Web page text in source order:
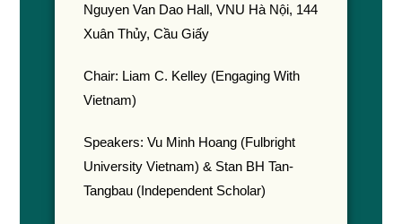
Nguyen Van Dao Hall, VNU Hà Nội, 144
Xuân Thủy, Cầu Giấy
Chair: Liam C. Kelley (Engaging With
Vietnam)
Speakers: Vu Minh Hoang (Fulbright
University Vietnam) & Stan BH Tan-
Tangbau (Independent Scholar)